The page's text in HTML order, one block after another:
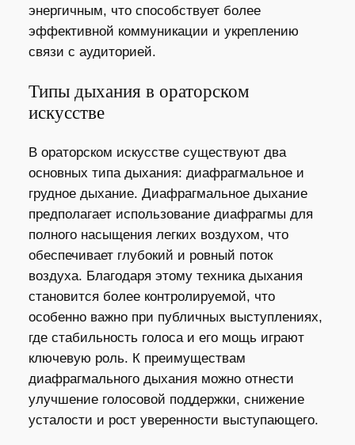
энергичным, что способствует более
эффективной коммуникации и укреплению
связи с аудиторией.
Типы дыхания в ораторском
искусстве
В ораторском искусстве существуют два
основных типа дыхания: диафрагмальное и
грудное дыхание. Диафрагмальное дыхание
предполагает использование диафрагмы для
полного насыщения легких воздухом, что
обеспечивает глубокий и ровный поток
воздуха. Благодаря этому техника дыхания
становится более контролируемой, что
особенно важно при публичных выступлениях,
где стабильность голоса и его мощь играют
ключевую роль. К преимуществам
диафрагмального дыхания можно отнести
улучшение голосовой поддержки, снижение
усталости и рост уверенности выступающего.